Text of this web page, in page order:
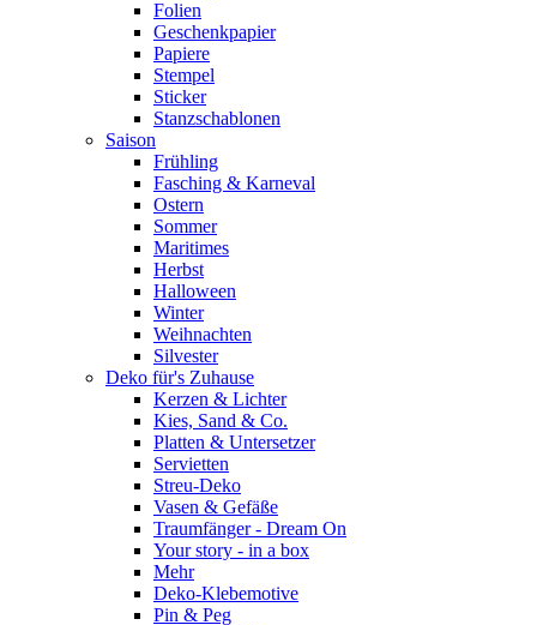
Folien
Geschenkpapier
Papiere
Stempel
Sticker
Stanzschablonen
Saison
Frühling
Fasching & Karneval
Ostern
Sommer
Maritimes
Herbst
Halloween
Winter
Weihnachten
Silvester
Deko für's Zuhause
Kerzen & Lichter
Kies, Sand & Co.
Platten & Untersetzer
Servietten
Streu-Deko
Vasen & Gefäße
Traumfänger - Dream On
Your story - in a box
Mehr
Deko-Klebemotive
Pin & Peg